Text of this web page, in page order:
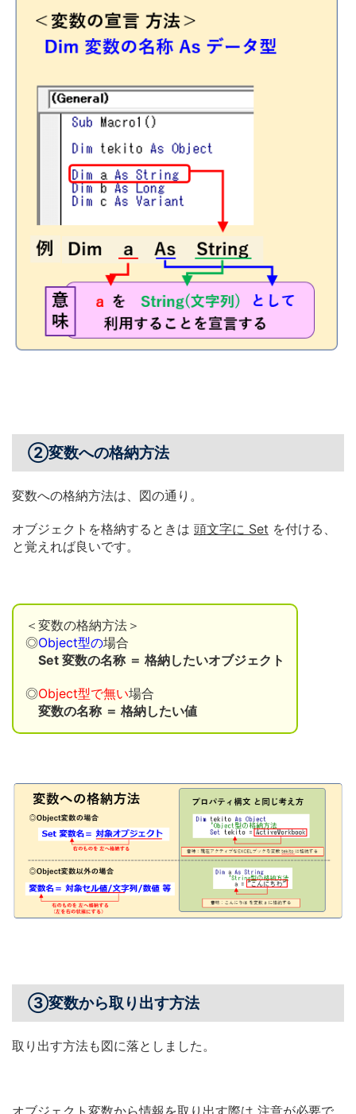
②変数への格納方法
変数への格納方法は、図の通り。
オブジェクトを格納するときは 頭文字に Set を付ける、
と覚えれば良いです。
＜変数の格納方法＞
◎Object型の場合
Set 変数の名称 ＝ 格納したいオブジェクト
◎Object型で無い場合
変数の名称 ＝ 格納したい値
③変数から取り出す方法
取り出す方法も図に落としました。